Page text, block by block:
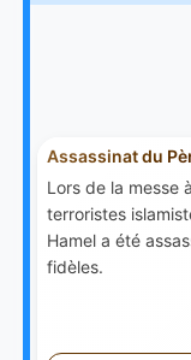
Assassinat du
Lors de la messe
terroristes
Hamel a été
fidèles.